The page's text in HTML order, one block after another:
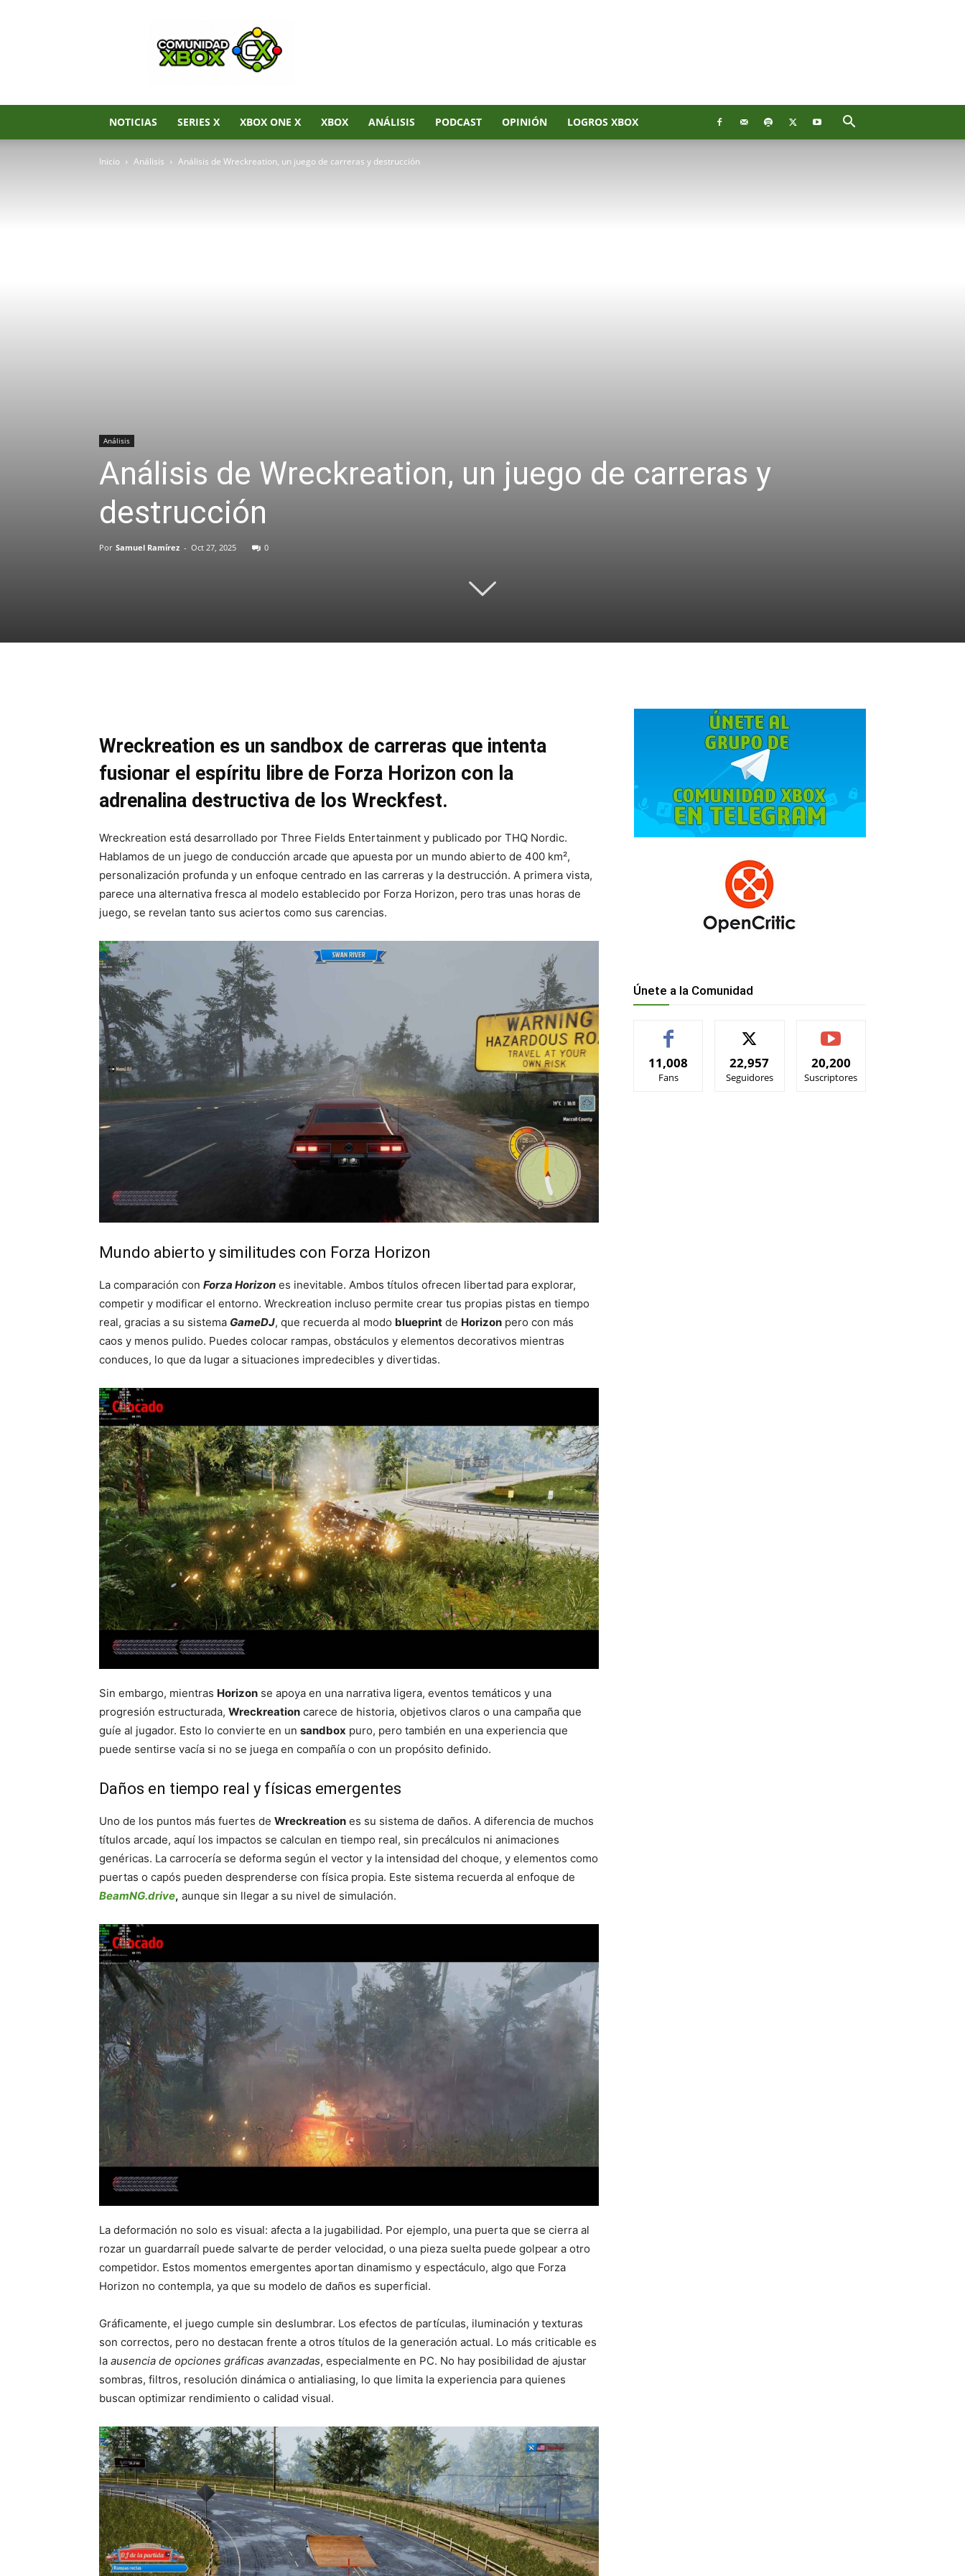
Noticias
de
Xbox
Series
Xbox
One
360
NOTICIAS SERIES X XBOX ONE X XBOX ANÁLISIS PODCAST OPINIÓN LOGROS XBOX
Inicio Análisis Análisis de Wreckreation, un juego de carreras y destrucción
Análisis
Análisis de Wreckreation, un juego de carreras y
destrucción
Por Samuel Ramírez - Oct 27, 2025 0
Wreckreation es un sandbox de carreras que intenta
fusionar el espíritu libre de Forza Horizon con la
adrenalina destructiva de los Wreckfest.
Wreckreation está desarrollado por Three Fields Entertainment y publicado por THQ Nordic.
Hablamos de un juego de conducción arcade que apuesta por un mundo abierto de 400 km²,
personalización profunda y un enfoque centrado en las carreras y la destrucción. A primera vista,
parece una alternativa fresca al modelo establecido por Forza Horizon, pero tras unas horas de
juego, se revelan tanto sus aciertos como sus carencias.
Mundo abierto y similitudes con Forza Horizon
La comparación con Forza Horizon es inevitable. Ambos títulos ofrecen libertad para explorar,
competir y modificar el entorno. Wreckreation incluso permite crear tus propias pistas en tiempo
real, gracias a su sistema GameDJ, que recuerda al modo blueprint de Horizon pero con más
caos y menos pulido. Puedes colocar rampas, obstáculos y elementos decorativos mientras
conduces, lo que da lugar a situaciones impredecibles y divertidas.
Sin embargo, mientras Horizon se apoya en una narrativa ligera, eventos temáticos y una
progresión estructurada, Wreckreation carece de historia, objetivos claros o una campaña que
guíe al jugador. Esto lo convierte en un sandbox puro, pero también en una experiencia que
puede sentirse vacía si no se juega en compañía o con un propósito definido.
Daños en tiempo real y físicas emergentes
Uno de los puntos más fuertes de Wreckreation es su sistema de daños. A diferencia de muchos
títulos arcade, aquí los impactos se calculan en tiempo real, sin precálculos ni animaciones
genéricas. La carrocería se deforma según el vector y la intensidad del choque, y elementos como
puertas o capós pueden desprenderse con física propia. Este sistema recuerda al enfoque de
BeamNG.drive, aunque sin llegar a su nivel de simulación.
La deformación no solo es visual: afecta a la jugabilidad. Por ejemplo, una puerta que se cierra al
rozar un guardarraíl puede salvarte de perder velocidad, o una pieza suelta puede golpear a otro
competidor. Estos momentos emergentes aportan dinamismo y espectáculo, algo que Forza
Horizon no contempla, ya que su modelo de daños es superficial.
Gráficamente, el juego cumple sin deslumbrar. Los efectos de partículas, iluminación y texturas
son correctos, pero no destacan frente a otros títulos de la generación actual. Lo más criticable es
la ausencia de opciones gráficas avanzadas, especialmente en PC. No hay posibilidad de ajustar
sombras, filtros, resolución dinámica o antialiasing, lo que limita la experiencia para quienes
buscan optimizar rendimiento o calidad visual.
Únete a la Comunidad
11,008
Fans
22,957
Seguidores
20,200
Suscriptores